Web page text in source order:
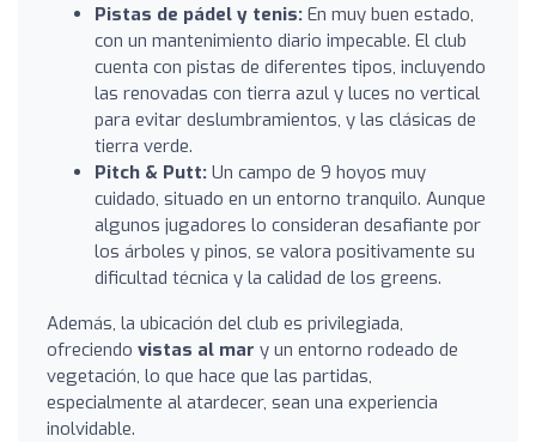
Pistas de pádel y tenis: En muy buen estado,
con un mantenimiento diario impecable. El club
cuenta con pistas de diferentes tipos, incluyendo
las renovadas con tierra azul y luces no vertical
para evitar deslumbramientos, y las clásicas de
tierra verde.
Pitch & Putt: Un campo de 9 hoyos muy
cuidado, situado en un entorno tranquilo. Aunque
algunos jugadores lo consideran desafiante por
los árboles y pinos, se valora positivamente su
dificultad técnica y la calidad de los greens.
Además, la ubicación del club es privilegiada,
ofreciendo vistas al mar y un entorno rodeado de
vegetación, lo que hace que las partidas,
especialmente al atardecer, sean una experiencia
inolvidable.